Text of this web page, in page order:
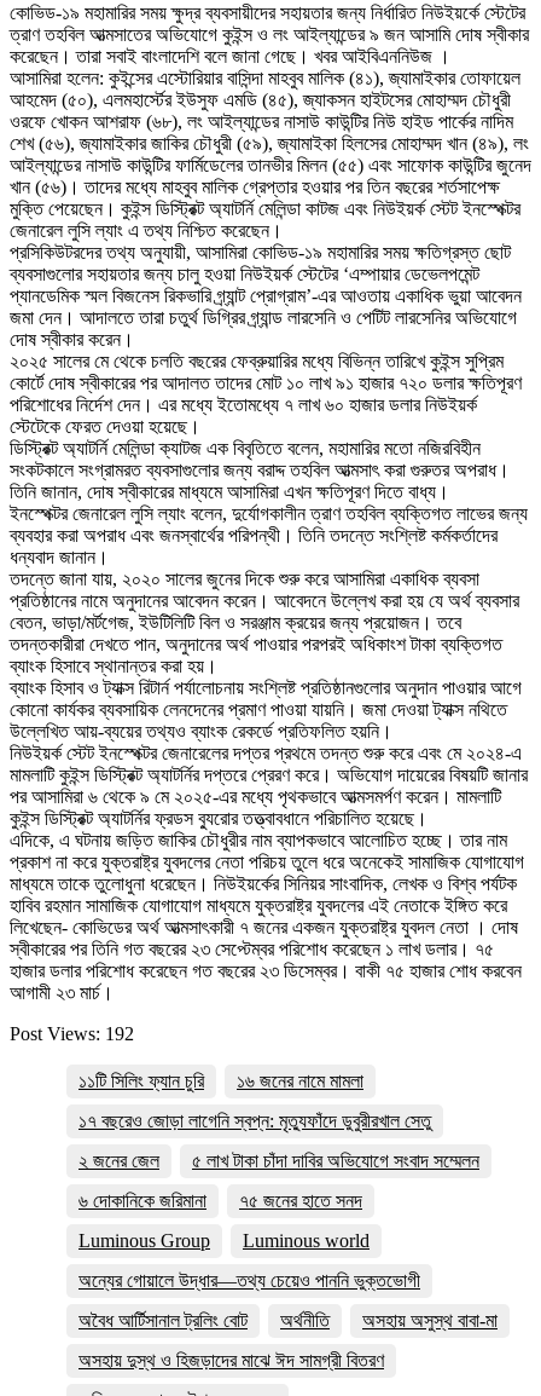
কোভিড-১৯ মহামারির সময় ক্ষুদ্র ব্যবসায়ীদের সহায়তার জন্য নির্ধারিত নিউইয়র্কে স্টেটের
ত্রাণ তহবিল আত্মসাতের অভিযোগে কুইন্স ও লং আইল্যান্ডের ৯ জন আসামি দোষ স্বীকার
করেছেন। তারা সবাই বাংলাদেশি বলে জানা গেছে। খবর আইবিএননিউজ ।
আসামিরা হলেন: কুইন্সের এস্টোরিয়ার বাসিন্দা মাহবুব মালিক (৪১), জ্যামাইকার তোফায়েল
আহমেদ (৫০), এলমহার্স্টের ইউসুফ এমডি (৪৫), জ্যাকসন হাইটসের মোহাম্মদ চৌধুরী
ওরফে খোকন আশরাফ (৬৮), লং আইল্যান্ডের নাসাউ কাউন্টির নিউ হাইড পার্কের নাদিম
শেখ (৫৬), জ্যামাইকার জাকির চৌধুরী (৫৯), জ্যামাইকা হিলসের মোহাম্মদ খান (৪৯), লং
আইল্যান্ডের নাসাউ কাউন্টির ফার্মিডেলের তানভীর মিলন (৫৫) এবং সাফোক কাউন্টির জুনেদ
খান (৫৬)। তাদের মধ্যে মাহবুব মালিক গ্রেপ্তার হওয়ার পর তিন বছরের শর্তসাপেক্ষ
মুক্তি পেয়েছেন। কুইন্স ডিস্ট্রিক্ট অ্যাটর্নি মেলিন্ডা কাটজ এবং নিউইয়র্ক স্টেট ইনস্পেক্টর
জেনারেল লুসি ল্যাং এ তথ্য নিশ্চিত করেছেন।
প্রসিকিউটরদের তথ্য অনুযায়ী, আসামিরা কোভিড-১৯ মহামারির সময় ক্ষতিগ্রস্ত ছোট
ব্যবসাগুলোর সহায়তার জন্য চালু হওয়া নিউইয়র্ক স্টেটের ‘এম্পায়ার ডেভেলপমেন্ট
প্যানডেমিক স্মল বিজনেস রিকভারি গ্র্যান্ট প্রোগ্রাম’-এর আওতায় একাধিক ভুয়া আবেদন
জমা দেন। আদালতে তারা চতুর্থ ডিগ্রির গ্র্যান্ড লারসেনি ও পেটিট লারসেনির অভিযোগে
দোষ স্বীকার করেন।
২০২৫ সালের মে থেকে চলতি বছরের ফেব্রুয়ারির মধ্যে বিভিন্ন তারিখে কুইন্স সুপ্রিম
কোর্টে দোষ স্বীকারের পর আদালত তাদের মোট ১০ লাখ ৯১ হাজার ৭২০ ডলার ক্ষতিপূরণ
পরিশোধের নির্দেশ দেন। এর মধ্যে ইতোমধ্যে ৭ লাখ ৬০ হাজার ডলার নিউইয়র্ক
স্টেটেকে ফেরত দেওয়া হয়েছে।
ডিস্ট্রিক্ট অ্যাটর্নি মেলিন্ডা ক্যাটজ এক বিবৃতিতে বলেন, মহামারির মতো নজিরবিহীন
সংকটকালে সংগ্রামরত ব্যবসাগুলোর জন্য বরাদ্দ তহবিল আত্মসাৎ করা গুরুতর অপরাধ।
তিনি জানান, দোষ স্বীকারের মাধ্যমে আসামিরা এখন ক্ষতিপূরণ দিতে বাধ্য।
ইনস্পেক্টর জেনারেল লুসি ল্যাং বলেন, দুর্যোগকালীন ত্রাণ তহবিল ব্যক্তিগত লাভের জন্য
ব্যবহার করা অপরাধ এবং জনস্বার্থের পরিপন্থী। তিনি তদন্তে সংশ্লিষ্ট কর্মকর্তাদের
ধন্যবাদ জানান।
তদন্তে জানা যায়, ২০২০ সালের জুনের দিকে শুরু করে আসামিরা একাধিক ব্যবসা
প্রতিষ্ঠানের নামে অনুদানের আবেদন করেন। আবেদনে উল্লেখ করা হয় যে অর্থ ব্যবসার
বেতন, ভাড়া/মর্টগেজ, ইউটিলিটি বিল ও সরঞ্জাম ক্রয়ের জন্য প্রয়োজন। তবে
তদন্তকারীরা দেখতে পান, অনুদানের অর্থ পাওয়ার পরপরই অধিকাংশ টাকা ব্যক্তিগত
ব্যাংক হিসাবে স্থানান্তর করা হয়।
ব্যাংক হিসাব ও ট্যাক্স রিটার্ন পর্যালোচনায় সংশ্লিষ্ট প্রতিষ্ঠানগুলোর অনুদান পাওয়ার আগে
কোনো কার্যকর ব্যবসায়িক লেনদেনের প্রমাণ পাওয়া যায়নি। জমা দেওয়া ট্যাক্স নথিতে
উল্লেখিত আয়-ব্যয়ের তথ্যও ব্যাংক রেকর্ডে প্রতিফলিত হয়নি।
নিউইয়র্ক স্টেট ইনস্পেক্টর জেনারেলের দপ্তর প্রথমে তদন্ত শুরু করে এবং মে ২০২৪-এ
মামলাটি কুইন্স ডিস্ট্রিক্ট অ্যাটর্নির দপ্তরে প্রেরণ করে। অভিযোগ দায়েরের বিষয়টি জানার
পর আসামিরা ৬ থেকে ৯ মে ২০২৫-এর মধ্যে পৃথকভাবে আত্মসমর্পণ করেন। মামলাটি
কুইন্স ডিস্ট্রিক্ট অ্যাটর্নির ফ্রডস ব্যুরোর তত্ত্বাবধানে পরিচালিত হয়েছে।
এদিকে, এ ঘটনায় জড়িত জাকির চৌধুরীর নাম ব্যাপকভাবে আলোচিত হচ্ছে। তার নাম
প্রকাশ না করে যুক্তরাষ্ট্র যুবদলের নেতা পরিচয় তুলে ধরে অনেকেই সামাজিক যোগাযোগ
মাধ্যমে তাকে তুলোধুনা ধরেছেন। নিউইয়র্কের সিনিয়র সাংবাদিক, লেখক ও বিশ্ব পর্যটক
হাবিব রহমান সামাজিক যোগাযোগ মাধ্যমে যুক্তরাষ্ট্র যুবদলের এই নেতাকে ইঙ্গিত করে
লিখেছেন- কোভিডের অর্থ আত্মসাৎকারী ৭ জনের একজন যুক্তরাষ্ট্র যুবদল নেতা । দোষ
স্বীকারের পর তিনি গত বছরের ২৩ সেপ্টেম্বর পরিশোধ করেছেন ১ লাখ ডলার। ৭৫
হাজার ডলার পরিশোধ করেছেন গত বছরের ২৩ ডিসেম্বর। বাকী ৭৫ হাজার শোধ করবেন
আগামী ২৩ মার্চ।
Post Views: 192
১১টি সিলিং ফ্যান চুরি
১৬ জনের নামে মামলা
১৭ বছরেও জোড়া লাগেনি স্বপ্ন: মৃত্যুফাঁদে ডুবুরীরখাল সেতু
২ জনের জেল
৫ লাখ টাকা চাঁদা দাবির অভিযোগে সংবাদ সম্মেলন
৬ দোকানিকে জরিমানা
৭৫ জনের হাতে সনদ
Luminous Group
Luminous world
অন্যের গোয়ালে উদ্ধার—তথ্য চেয়েও পাননি ভুক্তভোগী
অবৈধ আর্টিসানাল ট্রলিং বোট
অর্থনীতি
অসহায় অসুস্থ বাবা-মা
অসহায় দুস্থ ও হিজড়াদের মাঝে ঈদ সামগ্রী বিতরণ